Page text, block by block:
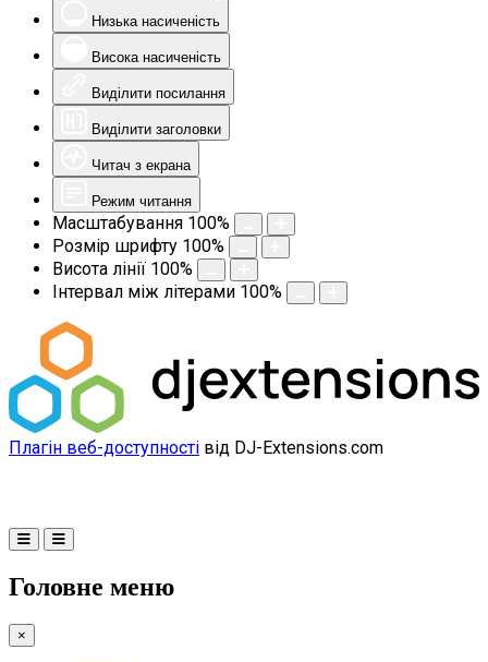
Низька насиченість
Висока насиченість
Виділити посилання
Виділити заголовки
Читач з екрана
Режим читання
Масштабування 100%
Розмір шрифту 100%
Висота лінії 100%
Інтервал між літерами 100%
Плагін веб-доступності від DJ-Extensions.com
Головне меню
×